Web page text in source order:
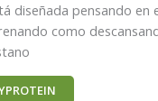
diseñada pensando en
como